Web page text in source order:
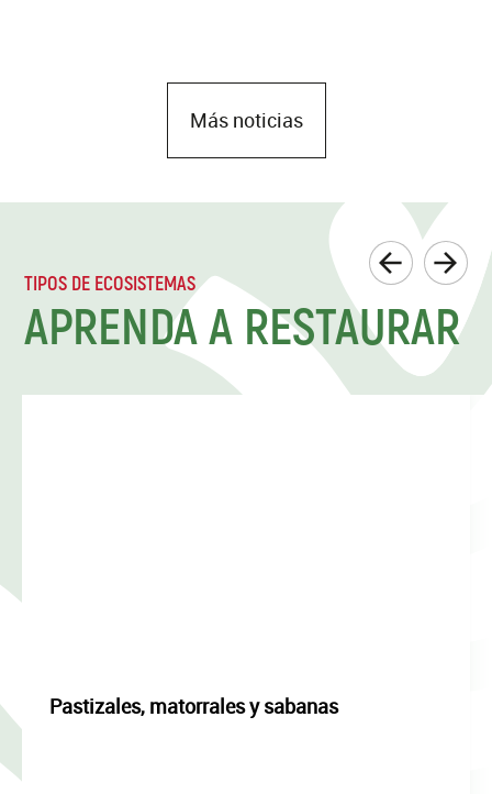
Más noticias
TIPOS DE ECOSISTEMAS
APRENDA A RESTAURAR
Pastizales, matorrales y sabanas